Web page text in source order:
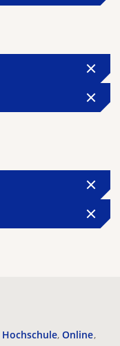
Hochschule Online